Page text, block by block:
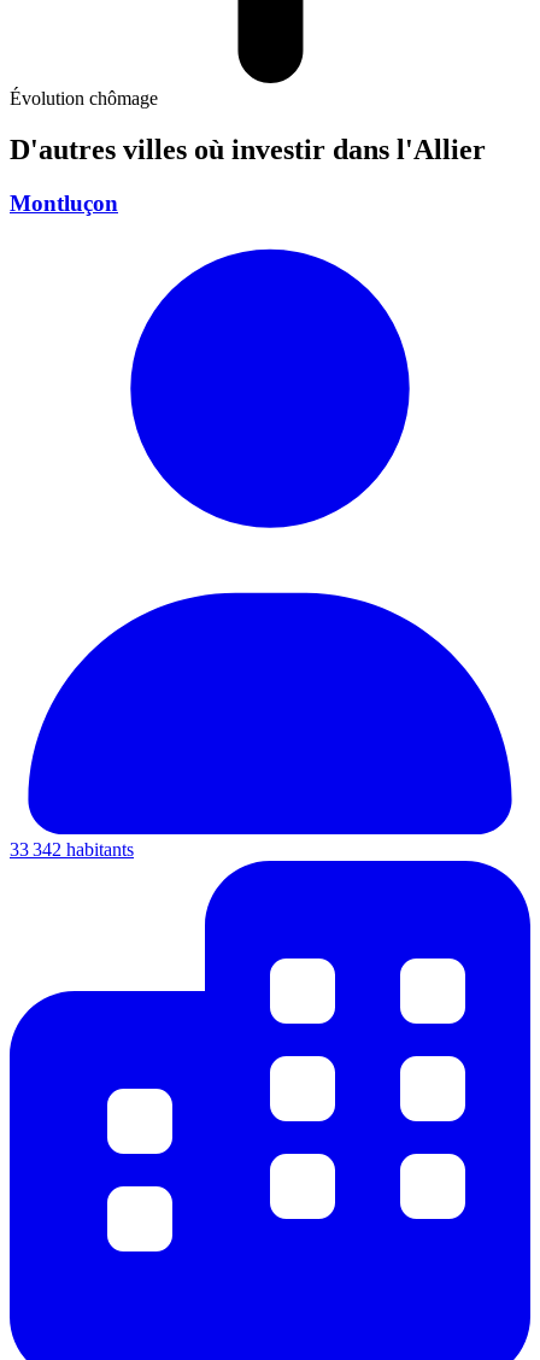
Évolution chômage
D'autres villes où investir dans l'Allier
Montluçon
33 342 habitants